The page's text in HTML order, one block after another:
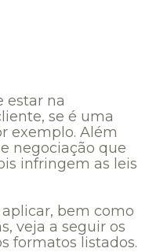
estar na
se é uma
exemplo. Além
negociação que
infringem as leis
bem como
veja a seguir os
formatos listados.